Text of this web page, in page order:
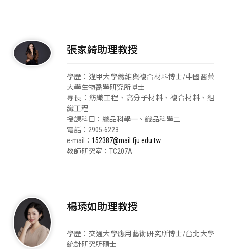
張家綺助理教授
學歷：逢甲大學纖維與複合材料博士/中國醫藥
大學生物醫學研究所博士
專長：紡織工程、高分子材料、複合材料、組
織工程
授課科目：織品科學一、織品科學二
電話：2905-6223
e-mail： 152387@mail.fju.edu.tw
教師研究室：TC207A
楊琇如助理教授
學歷：交通大學應用藝術研究所博士/台北大學
統計研究所碩士